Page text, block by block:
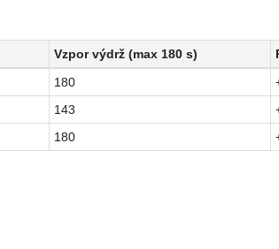
Vzpor výdrž (max 180 s)
Vzpor výdrž (max 180 s)
180
143
180